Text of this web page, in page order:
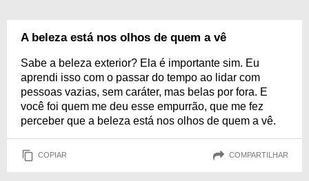
A beleza está nos olhos de quem a vê
Sabe a beleza exterior? Ela é importante sim. Eu
aprendi isso com o passar do tempo ao lidar com
pessoas vazias, sem caráter, mas belas por fora. E
você foi quem me deu esse empurrão, que me fez
perceber que a beleza está nos olhos de quem a vê.
COPIAR COMPARTILHAR